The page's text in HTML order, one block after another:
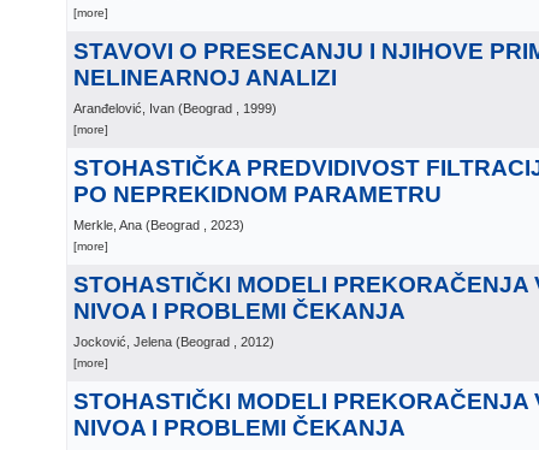
[more]
STAVOVI O PRESECANJU I NJIHOVE
NELINEARNOJ ANALIZI
Aranđelović, Ivan (Beograd , 1999)
[more]
STOHASTIČKA PREDVIDIVOST
PO NEPREKIDNOM PARAMETRU
Merkle, Ana (Beograd , 2023)
[more]
STOHASTIČKI MODELI PREKORAČENJA
NIVOA I PROBLEMI ČEKANJA
Jocković, Jelena (Beograd , 2012)
[more]
STOHASTIČKI MODELI PREKORAČENJA
NIVOA I PROBLEMI ČEKANJA